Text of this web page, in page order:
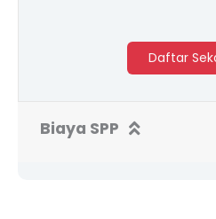
Daftar
Biaya SPP